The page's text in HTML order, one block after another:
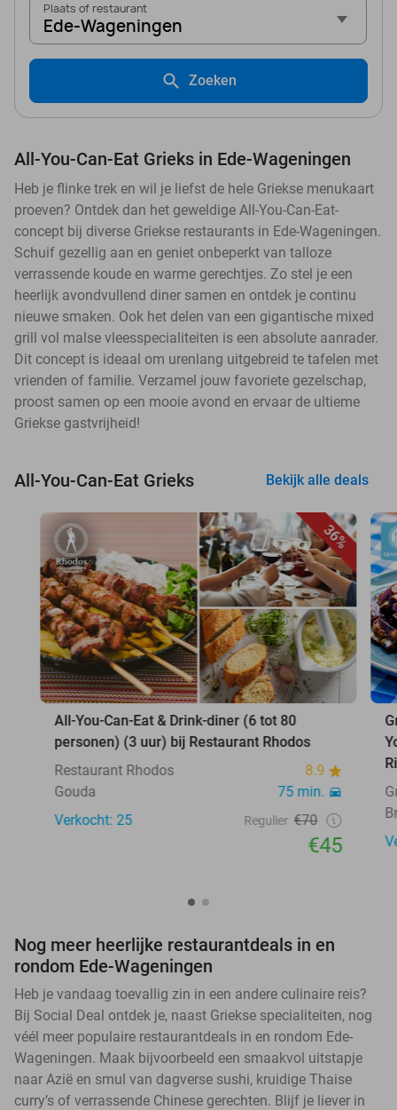
Plaats of restaurant
Ede-Wageningen
Zoeken
All-You-Can-Eat Grieks in Ede-Wageningen
Heb je flinke trek en wil je liefst de hele Griekse menukaart
proeven? Ontdek dan het geweldige All-You-Can-Eat-
concept bij diverse Griekse restaurants in Ede-Wageningen.
Schuif gezellig aan en geniet onbeperkt van talloze
verrassende koude en warme gerechtjes. Zo stel je een
heerlijk avondvullend diner samen en ontdek je continu
nieuwe smaken. Ook het delen van een gigantische mixed
grill vol malse vleesspecialiteiten is een absolute aanrader.
Dit concept is ideaal om urenlang uitgebreid te tafelen met
vrienden of familie. Verzamel jouw favoriete gezelschap,
proost samen op een mooie avond en ervaar de ultieme
Griekse gastvrijheid!
All-You-Can-Eat Grieks Bekijk alle deals
36%
All-You-Can-Eat & Drink-diner (6 tot 80
personen) (3 uur) bij Restaurant Rhodos
Restaurant Rhodos
8.9
Gouda
75 min.
Verkocht: 25
Regulier €70
€45
Nog meer heerlijke restaurantdeals in en
rondom Ede-Wageningen
Heb je vandaag toevallig zin in een andere culinaire reis?
Bij Social Deal ontdek je, naast Griekse specialiteiten, nog
véél meer populaire restaurantdeals in en rondom Ede-
Wageningen. Maak bijvoorbeeld een smaakvol uitstapje
naar Azië en smul van dagverse sushi, kruidige Thaise
curry’s of verrassende Chinese gerechten. Blijf je liever in